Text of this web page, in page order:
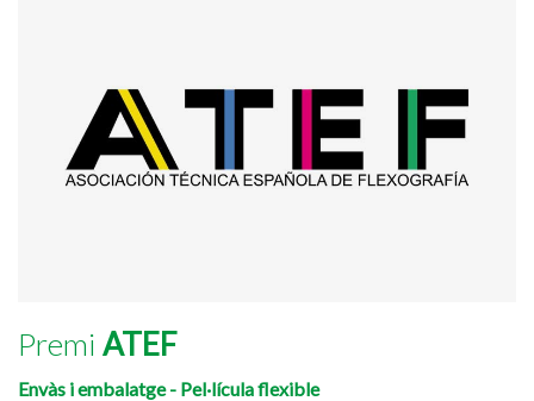
Premi ATEF
Envàs i embalatge - Pel·lícula flexible